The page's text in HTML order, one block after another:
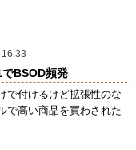
BSOD頻発
で付けるけど拡張性のな
で高い商品を買わされた